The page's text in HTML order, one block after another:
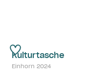
Kulturtasche
Einhorn 2024